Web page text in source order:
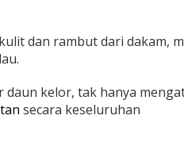
dan rambut dari dakam,
daun kelor, tak hanya
secara keseluruhan